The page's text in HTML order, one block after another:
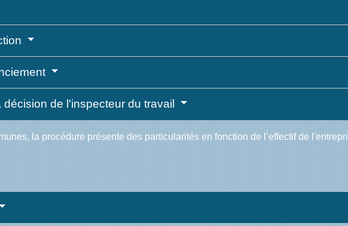
décision de l'inspecteur du travail
la procédure présente des particularités en fonction de l’effectif de